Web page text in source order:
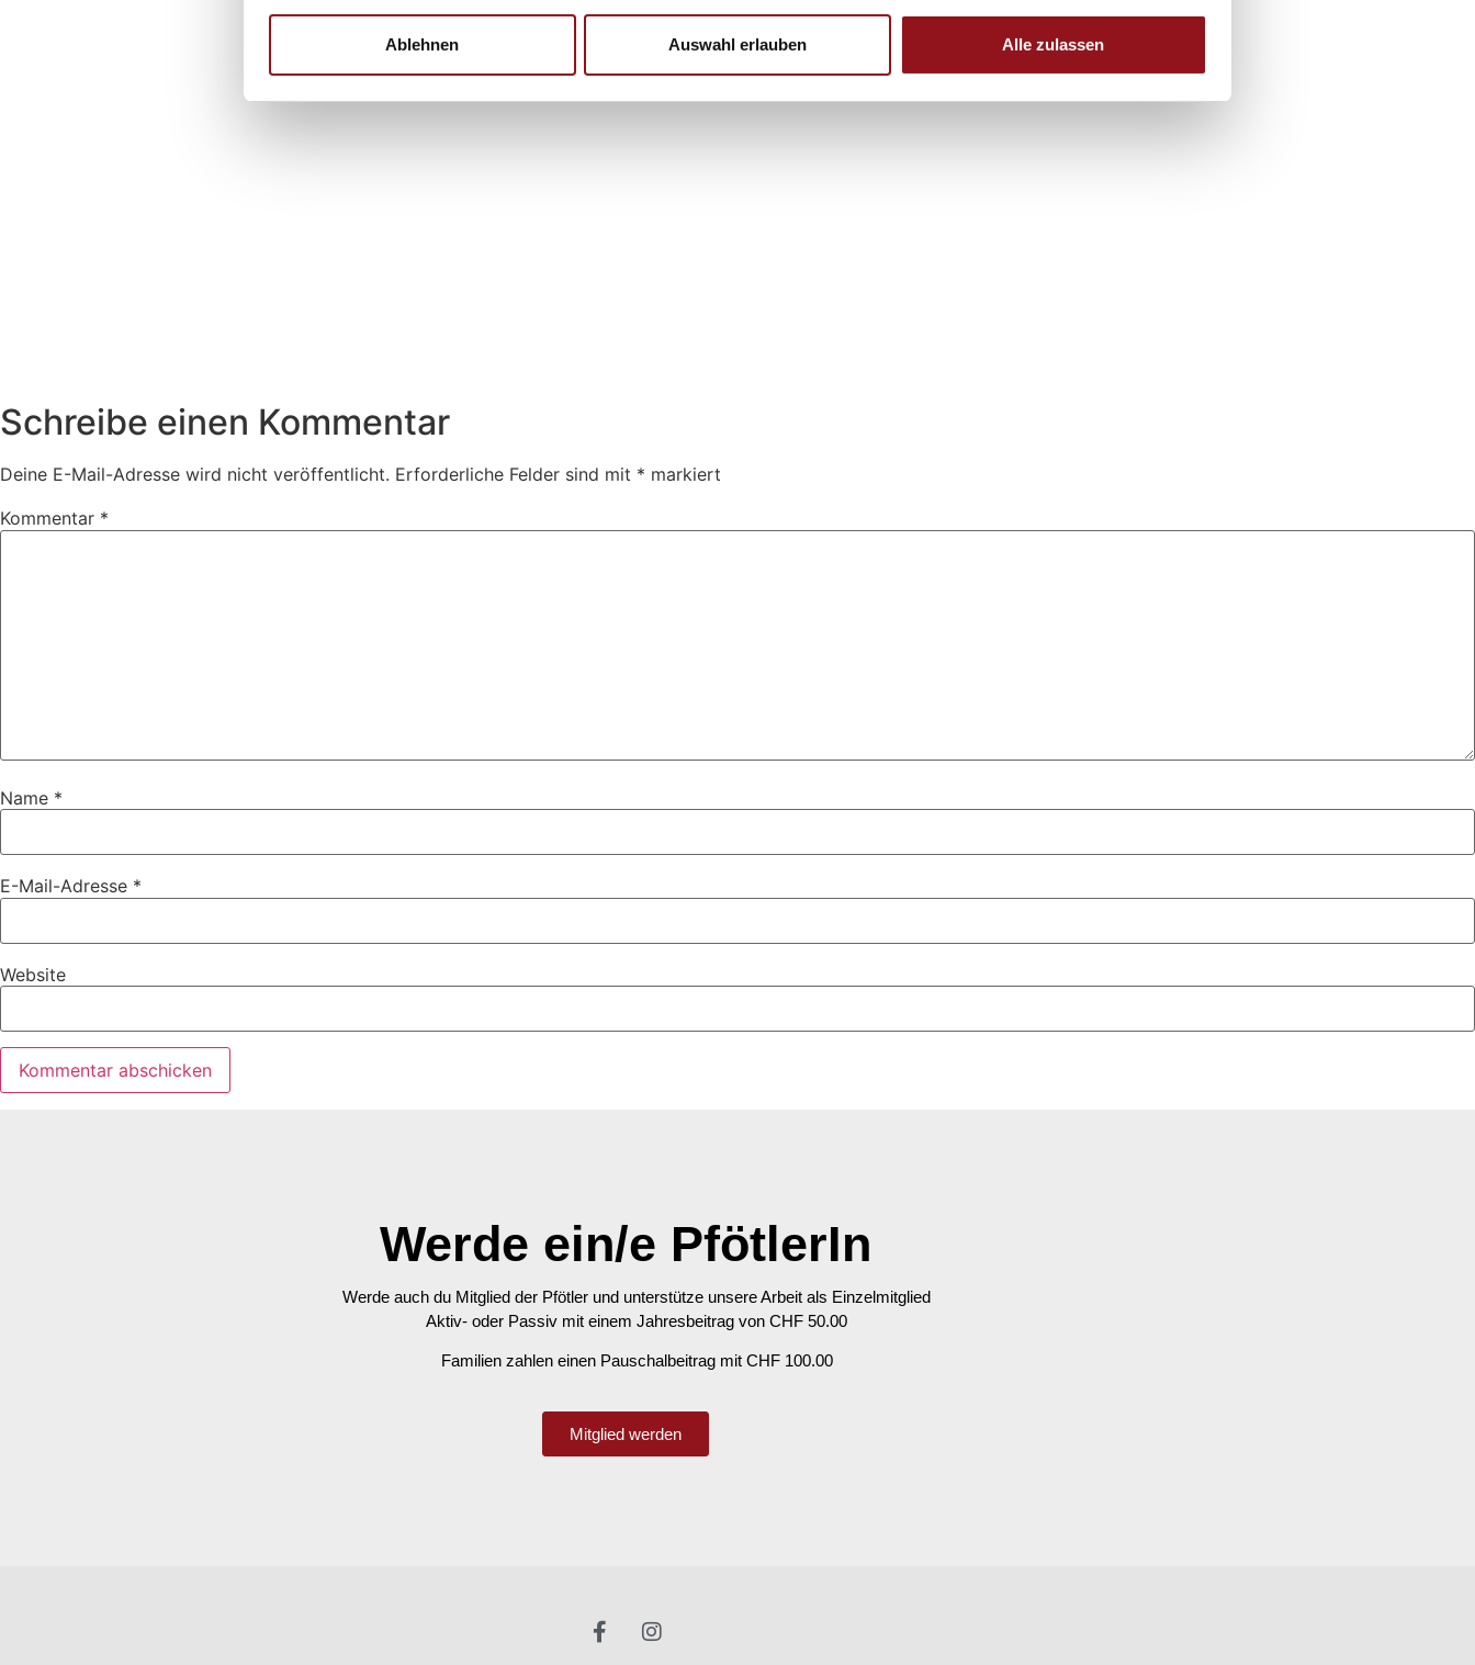
Ablehnen Auswahl erlauben Alle zulassen
Schreibe einen Kommentar
Deine E-Mail-Adresse wird nicht veröffentlicht. Erforderliche Felder sind mit * markiert
Kommentar *
Name *
E-Mail-Adresse *
Website
Werde ein/e PfötlerIn
Werde auch du Mitglied der Pfötler und unterstütze unsere Arbeit als Einzelmitglied
Aktiv- oder Passiv mit einem Jahresbeitrag von CHF 50.00
Familien zahlen einen Pauschalbeitrag mit CHF 100.00
Mitglied werden